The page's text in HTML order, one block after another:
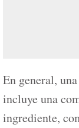
En general,
incluye una
ingrediente,